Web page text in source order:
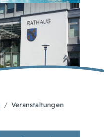
Veranstaltungen